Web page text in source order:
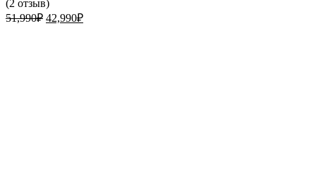
(2 отзыв)
51,990₽ Первоначальная
42,990₽Текущая